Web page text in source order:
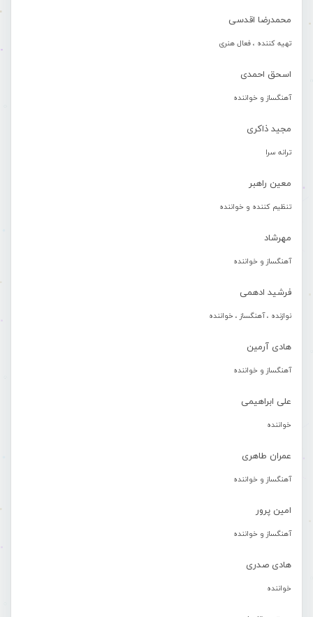
محمدرضا اقدسی
تهیه کننده ، فعال هنری
اسحق احمدی
آهنگساز و خواننده
مجید ذاکری
ترانه سرا
معین راهبر
تنظیم کننده و خواننده
مهرشاد
آهنگساز و خواننده
فرشید ادهمی
نوازنده ، آهنگساز ، خواننده
هادی آرمین
آهنگساز و خواننده
علی ابراهیمی
خواننده
عمران طاهری
آهنگساز و خواننده
امین پرور
آهنگساز و خواننده
هادی صدری
خواننده